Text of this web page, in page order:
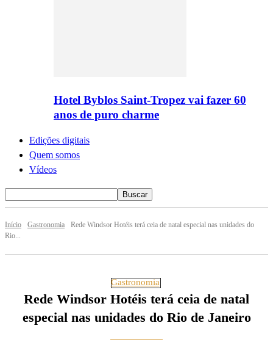
Hotel Byblos Saint-Tropez vai fazer 60
anos de puro charme
Edições digitais
Quem somos
Vídeos
Início Gastronomia
Rede Windsor Hotéis terá ceia de natal especial nas unidades do
Rio...
Gastronomia
Rede Windsor Hotéis terá ceia de natal
especial nas unidades do Rio de Janeiro